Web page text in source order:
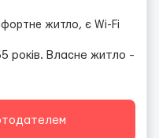
житло, є Wi-Fi
років. Власне житло -